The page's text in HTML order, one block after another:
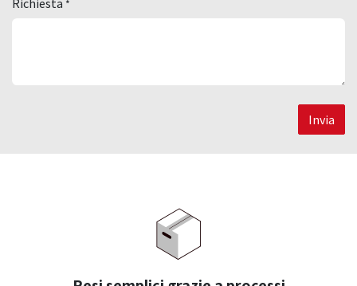
Richiesta *
Invia